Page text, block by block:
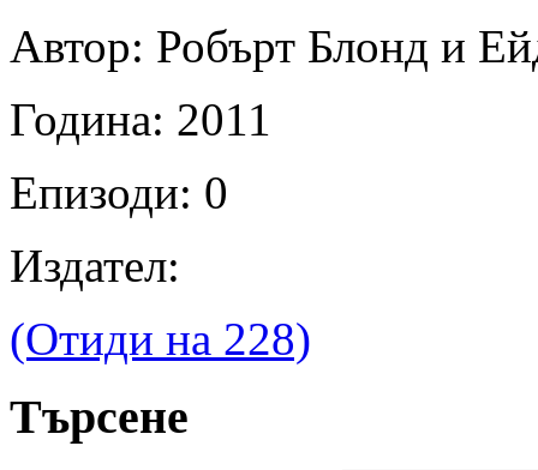
Автор: Робърт Блонд и
Година: 2011
Епизоди: 0
Издател:
(Отиди на 228)
Търсене